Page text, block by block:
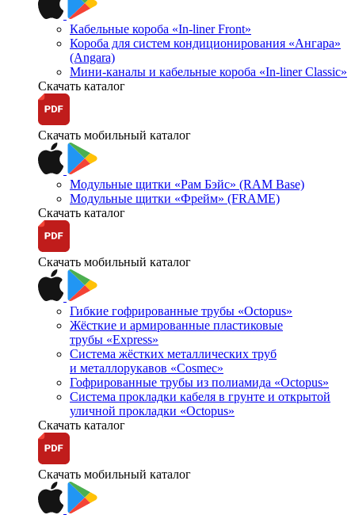
Кабельные короба «In-liner Front»
Короба для систем кондиционирования «Ангара»
(Angara)
Мини-каналы и кабельные короба «In-liner Classic»
Скачать каталог
Скачать мобильный каталог
Модульные щитки «Рам Бэйс» (RAM Base)
Модульные щитки «Фрейм» (FRAME)
Скачать каталог
Скачать мобильный каталог
Гибкие гофрированные трубы «Octopus»
Жёсткие и армированные пластиковые
трубы «Express»
Система жёстких металлических труб
и металлорукавов «Cosmec»
Гофрированные трубы из полиамида «Octopus»
Система прокладки кабеля в грунте и открытой
уличной прокладки «Octopus»
Скачать каталог
Скачать мобильный каталог